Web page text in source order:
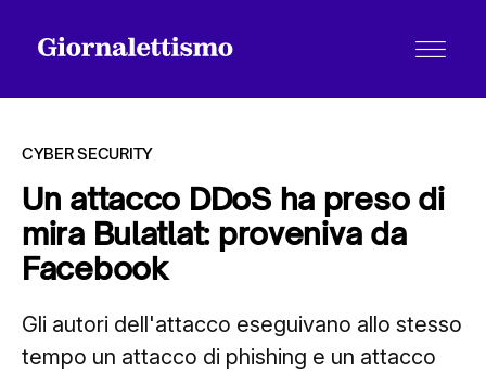
Tutti gli articoli
Chi siamo
CYBER SECURITY
Un attacco DDoS ha preso di
mira Bulatlat: proveniva da
Facebook
Gli autori dell'attacco eseguivano allo stesso
tempo un attacco di phishing e un attacco